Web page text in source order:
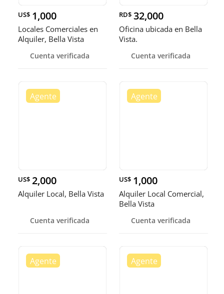
US$ 1,000
Locales Comerciales en
Alquiler, Bella Vista
Cuenta verificada
RD$ 32,000
Oficina ubicada en Bella
Vista.
Cuenta verificada
US$ 2,000
Alquiler Local, Bella Vista
Cuenta verificada
US$ 1,000
Alquiler Local Comercial,
Bella Vista
Cuenta verificada